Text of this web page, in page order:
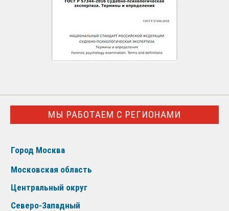
МЫ РАБОТАЕМ С РЕГИОНАМИ
Город Москва
Московская область
Центральный округ
Северо-Западный